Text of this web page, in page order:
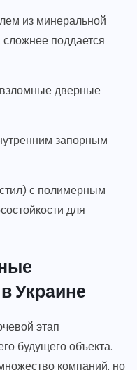
из минеральной
поддается
дверные
запорным
с полимерным
для
Украине
этап
будущего объекта.
компаний, но